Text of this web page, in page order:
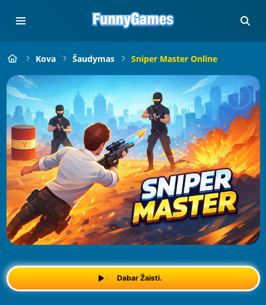
Kova Šaudymas Sniper Master Online
Dabar Žaisti.